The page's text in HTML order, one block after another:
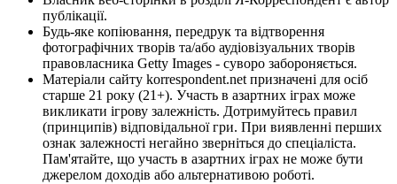
публікації.
Будь-яке копіювання, передрук та відтворення
фотографічних творів та/або аудіовізуальних творів
правовласника Getty Images - суворо забороняється.
Матеріали сайту korrespondent.net призначені для осіб
старше 21 року (21+). Участь в азартних іграх може
викликати ігрову залежність. Дотримуйтесь правил
(принципів) відповідальної гри. При виявленні перших
ознак залежності негайно зверніться до спеціаліста.
Пам'ятайте, що участь в азартних іграх не може бути
джерелом доходів або альтернативою роботі.